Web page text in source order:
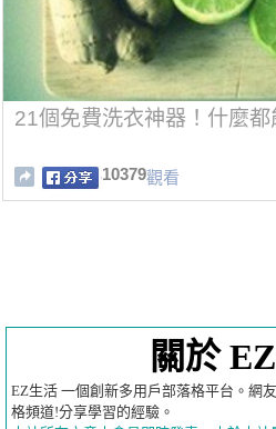
21個免費洗衣神器！什麼都
10379觀看
關於
EZ生活 一個創新多用戶部落格平台。網
格頻道!分享學習的經驗。